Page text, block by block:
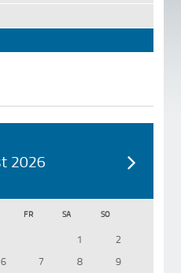
2026
FR SA SO
1
2
6 7 8
9